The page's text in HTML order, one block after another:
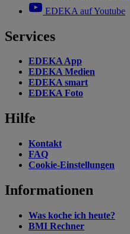
EDEKA auf Youtube
Services
EDEKA App
EDEKA Medien
EDEKA smart
EDEKA Foto
Hilfe
Kontakt
FAQ
Cookie-Einstellungen
Informationen
Was koche ich heute?
BMI Rechner